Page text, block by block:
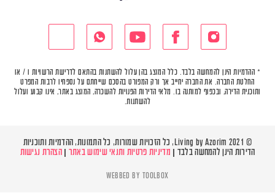
* ההדמיות הינן להמחשה בלבד. כלל המוצג בהן עלול להשתנות בהתאם לדרישת הרשויות ו / או
החלטת החברה. את החברה יחייב אך ורק המפורט בהסכם שייחתם על נספחיו לרבות המפרט
ותוכנית הדירה, ובכפוף למותנה בו. מלאי הדירות הפנויות להשכרה, המוצג באתר, אינו קבוע ועלול
להשתנות.
© Living by Azorim 2021, כל הזכויות שמורות, כל התמונות, ההדמיות ותוכניות
הדירות הינן להמחשה בלבד |
מדיניות פרטיות ותנאי שימוש באתר הצהרת נגישות
WEBBED BY TOOLBOX